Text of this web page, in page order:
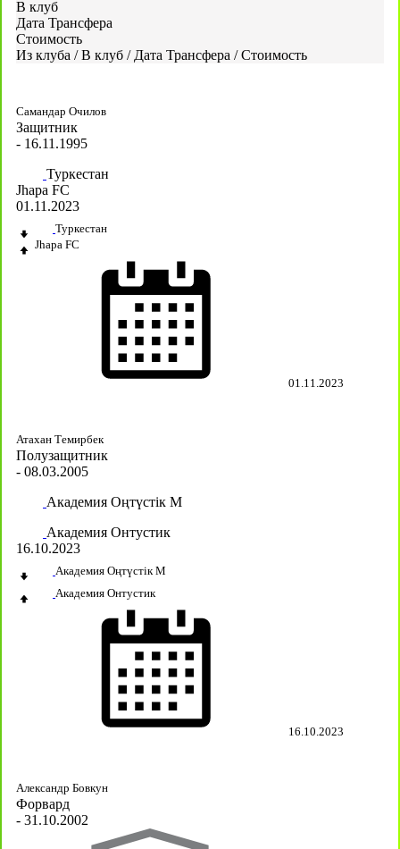
В клуб
Дата Трансфера
Стоимость
Из клуба / В клуб / Дата Трансфера / Стоимость
Самандар Очилов
Защитник
- 16.11.1995
Туркестан
Jhapa FC
01.11.2023
Туркестан
Jhapa FC
01.11.2023
Атахан Темирбек
Полузащитник
- 08.03.2005
Академия Оңтүстік М
Академия Онтустик
16.10.2023
Академия Оңтүстік М
Академия Онтустик
16.10.2023
Александр Бовкун
Форвард
- 31.10.2002